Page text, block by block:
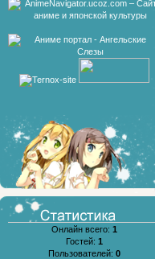
Онлайн всего: 1
Гостей: 1
Пользователей: 0